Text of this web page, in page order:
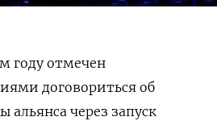
году отмечен
договориться об
альянса через запуск